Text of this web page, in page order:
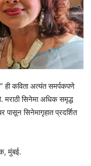
कविता अत्यंत समर्पकपणे
मराठी सिनेमा अधिक समृद्ध
सिनेमागृहात प्रदर्शित
मुंबई.